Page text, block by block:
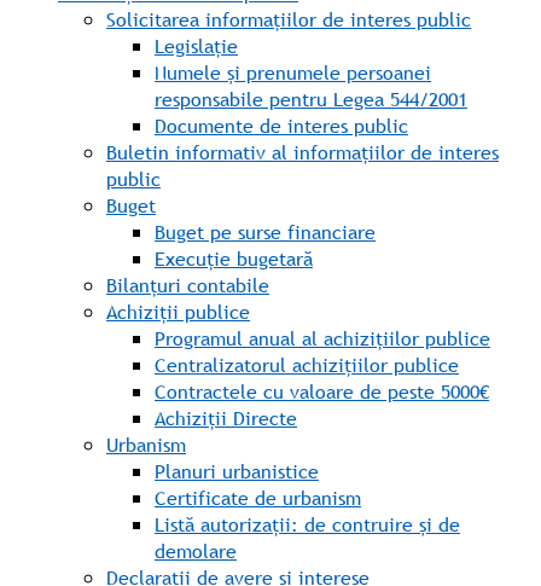
Solicitarea informațiilor de interes public
Legislație
Numele și prenumele persoanei
responsabile pentru Legea 544/2001
Documente de interes public
Buletin informativ al informațiilor de interes
public
Buget
Buget pe surse financiare
Execuție bugetară
Bilanțuri contabile
Achiziții publice
Programul anual al achizițiilor publice
Centralizatorul achizițiilor publice
Contractele cu valoare de peste 5000€
Achiziții Directe
Urbanism
Planuri urbanistice
Certificate de urbanism
Listă autorizații: de contruire și de
demolare
Declarații de avere și interese